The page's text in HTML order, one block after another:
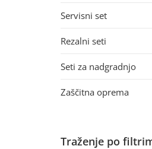
Servisni set
Rezalni seti
Seti za nadgradnjo
Zaščitna oprema
Traženje po